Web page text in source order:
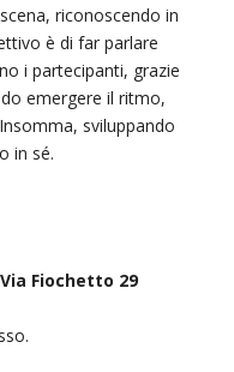
riconoscendo in
è di far parlare
i partecipanti, grazie
emergere il ritmo,
sviluppando
in sé.
Fiochetto 29